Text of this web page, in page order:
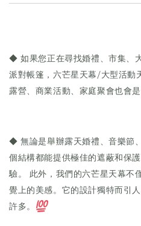
◆ 如果您正在尋找婚禮、市集、
派對帳篷，六芒星天幕/大型活動
露營、商業活動、家庭聚會也會是
◆ 無論是舉辦露天婚禮、音樂節
個結構都能提供極佳的遮蔽和保
驗。 此外，我們的六芒星天幕不
覺上的美感。它的設計獨特而引
許多。